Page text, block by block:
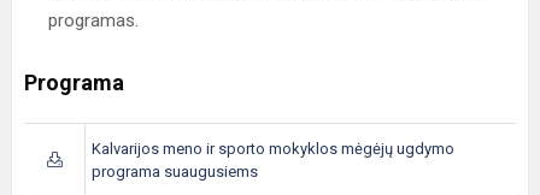
programas.
Programa
Kalvarijos meno ir sporto mokyklos mėgėjų ugdymo
programa suaugusiems